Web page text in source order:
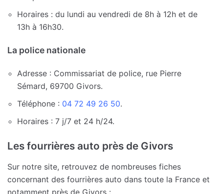
Horaires : du lundi au vendredi de 8h à 12h et de
13h à 16h30.
La police nationale
Adresse : Commissariat de police, rue Pierre
Sémard, 69700 Givors.
Téléphone : 04 72 49 26 50.
Horaires : 7 j/7 et 24 h/24.
Les fourrières auto près de Givors
Sur notre site, retrouvez de nombreuses fiches
concernant des fourrières auto dans toute la France et